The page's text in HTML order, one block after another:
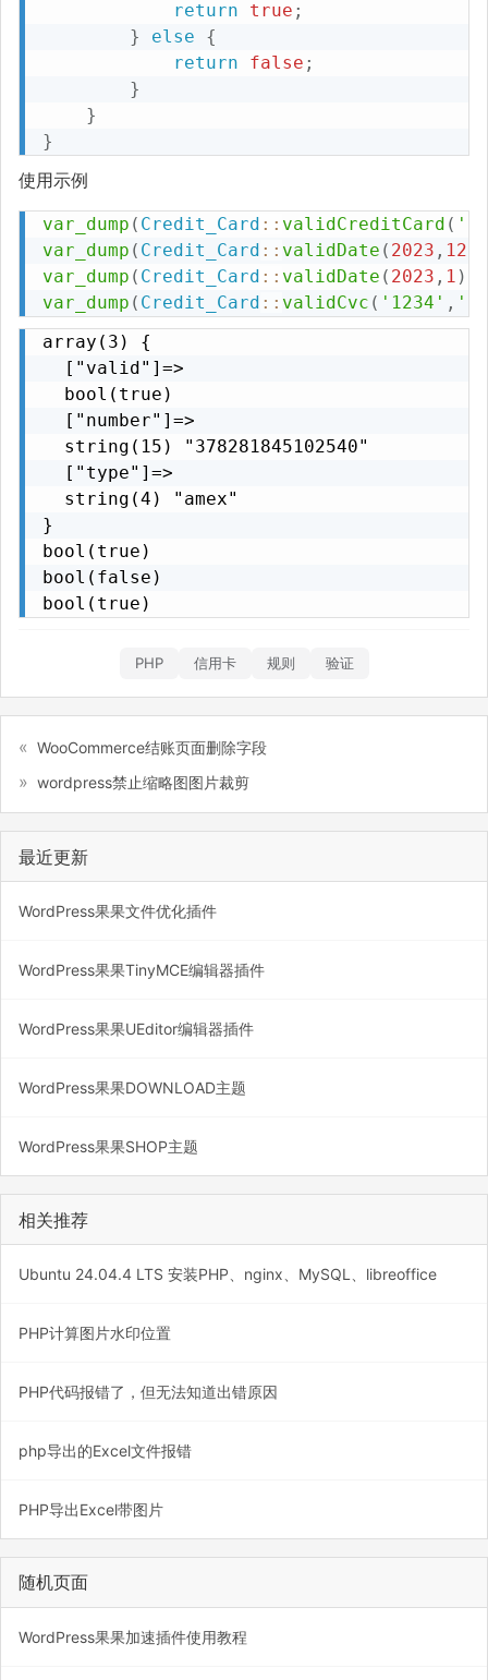
return true ;
}
else
{
return
false ;
}
}
}
使用示例
var_dump ( Credit_Card :: validCreditCard (
var_dump ( Credit_Card :: validDate ( 2023 , 12
var_dump ( Credit_Card :: validDate ( 2023 , 1 )
var_dump ( Credit_Card :: validCvc ( '1234' ,
array(3) {
  ["valid"]=>
  bool(true)
  ["number"]=>
  string(15) "378281845102540"
  ["type"]=>
  string(4) "amex"
}
bool(true)
bool(false)
bool(true)
PHP 信用卡 规则 验证
WooCommerce结账页面删除字段
wordpress禁止缩略图图片裁剪
最近更新
WordPress果果文件优化插件
WordPress果果TinyMCE编辑器插件
WordPress果果UEditor编辑器插件
WordPress果果DOWNLOAD主题
WordPress果果SHOP主题
相关推荐
Ubuntu 24.04.4 LTS 安装PHP、nginx、MySQL、libreoffice
PHP计算图片水印位置
PHP代码报错了，但无法知道出错原因
php导出的Excel文件报错
PHP导出Excel带图片
随机页面
WordPress果果加速插件使用教程